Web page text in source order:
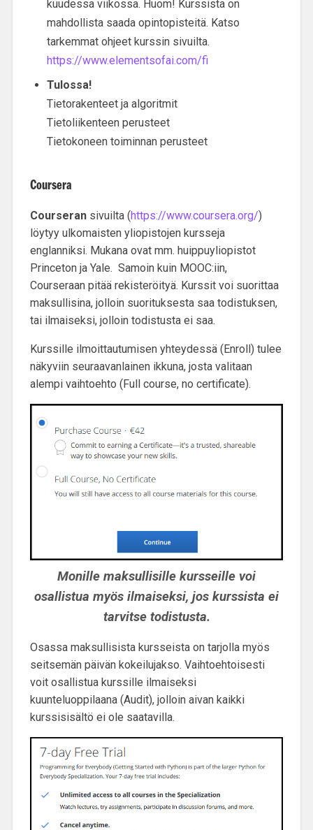
kuudessa viikossa. Huom! Kurssista on
mahdollista saada opintopisteitä. Katso
tarkemmat ohjeet kurssin sivuilta.
https://www.elementsofai.com/fi
Tulossa!
Tietorakenteet ja algoritmit
Tietoliikenteen perusteet
Tietokoneen toiminnan perusteet
Coursera
Courseransivuilta (https://www.coursera.org/)
löytyy ulkomaisten yliopistojen kursseja
englanniksi. Mukana ovat mm. huippuyliopistot
Princetonja Yale. Samoin kuin MOOC:iin,
Courseraan pitää rekisteröityä. Kurssit voi suorittaa
maksullisina, jolloin suorituksesta saa todistuksen,
tai ilmaiseksi, jolloin todistusta ei saa.
Kurssille ilmoittautumisen yhteydessä (Enroll) tulee
näkyviin seuraavanlainen ikkuna, josta valitaan
alempi vaihtoehto (Full course, no certificate).
Monille maksullisille kursseille voi
osallistua myös ilmaiseksi, jos kurssista ei
tarvitse todistusta.
Osassa maksullisista kursseista on tarjolla myös
seitsemän päivän kokeilujakso. Vaihtoehtoisesti
voit osallistua kurssille ilmaiseksi
kuunteluoppilaana (Audit), jolloin aivan kaikki
kurssisisältö ei ole saatavilla.